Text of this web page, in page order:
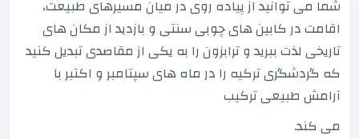
شما می توانید از پیاده روی در میان مسیرهای طبیعت،
اقامت در کابین های چوبی سنتی و بازدید از مکان های
تاریخی لذت ببرید و ترابزون را به یکی از مقاصدی تبدیل کنید
که گردشگری ترکیه را در ماه های سپتامبر و اکتبر با
آرامش طبیعی ترکیب
می کند.